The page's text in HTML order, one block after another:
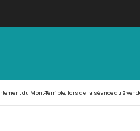
du Mont-Terrible, lors de la séance du 2